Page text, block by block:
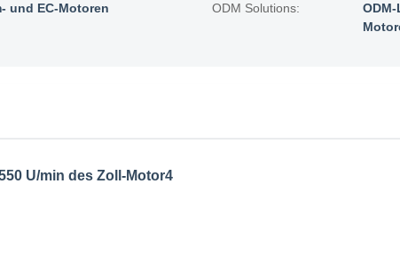
und EC-Motoren ODM Solutions:
U/min des Zoll-Motor4